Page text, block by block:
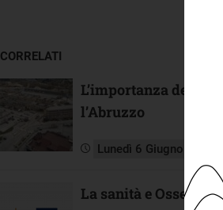
CORRELATI
L’importanza della
l’Abruzzo
Lunedì 6 Giugno 2022
La sanità e